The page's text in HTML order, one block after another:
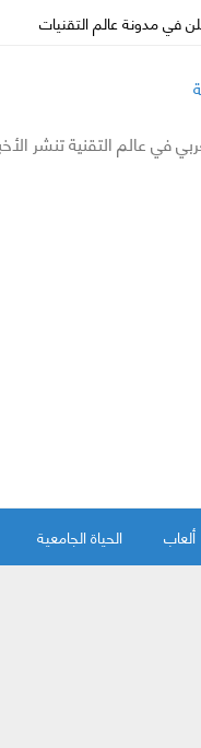
في مدونة عالم التقنيات
في عالم التقنية تنشر
ألعاب الحياة الجامعية